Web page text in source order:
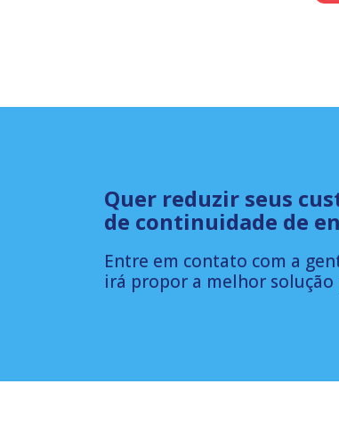
Quer reduzir seus
de continuidade de
Entre em contato com a
irá propor a melhor solução